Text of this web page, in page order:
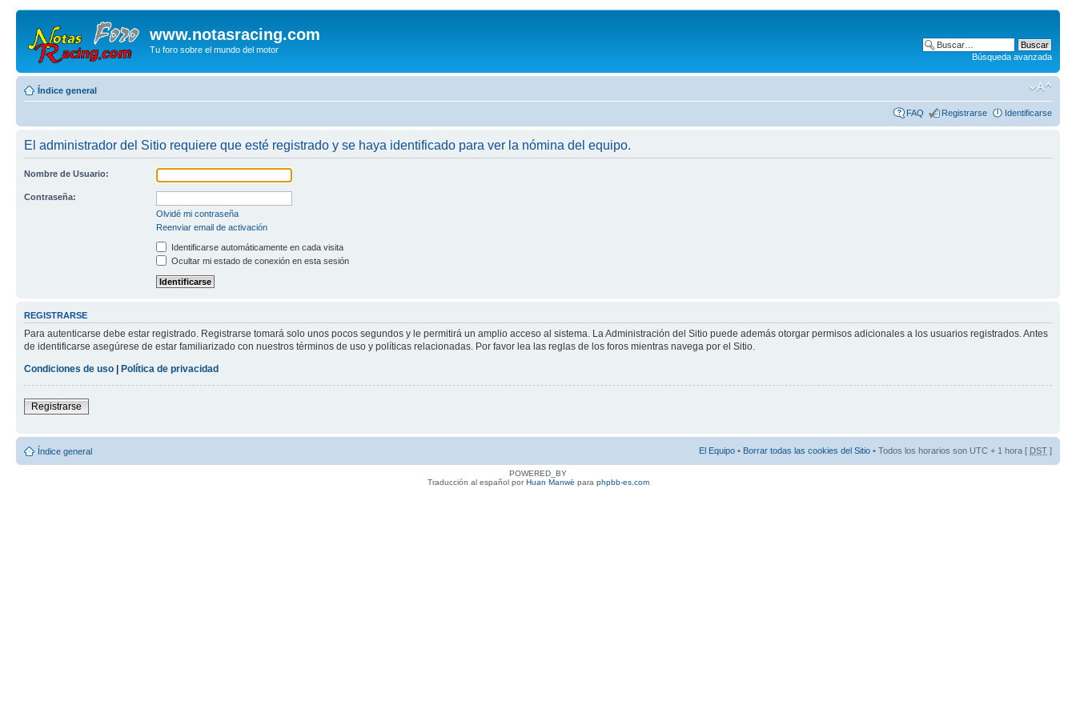
www.notasracing.com
Tu foro sobre el mundo del motor
Búsqueda avanzada
Índice general
FAQ Registrarse Identificarse
El administrador del Sitio requiere que esté registrado y se haya identificado para ver la nómina del equipo.
Nombre de Usuario:
Contraseña:
Olvidé mi contraseña
Reenviar email de activación
Identificarse automáticamente en cada visita
Ocultar mi estado de conexión en esta sesión
REGISTRARSE
Para autenticarse debe estar registrado. Registrarse tomará solo unos pocos segundos y le permitirá un amplio acceso al sistema. La Administración del Sitio puede además otorgar permisos adicionales a los usuarios registrados. Antes
de identificarse asegúrese de estar familiarizado con nuestros términos de uso y políticas relacionadas. Por favor lea las reglas de los foros mientras navega por el Sitio.
Condiciones de uso
Política de privacidad
Registrarse
Índice general El Equipo • Borrar todas las cookies del Sitio • Todos los horarios son UTC + 1 hora [ DST ]
POWERED_BY
Traducción al español porHuan Manwë para phpbb-es.com